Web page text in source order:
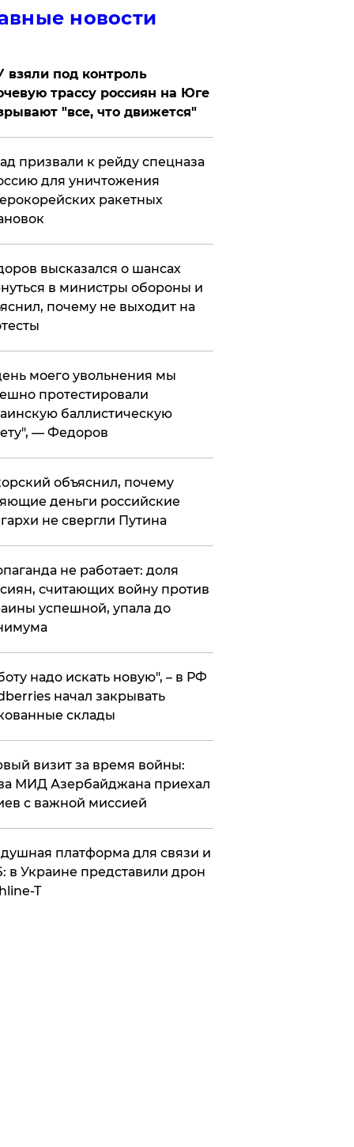
новости
взяли под контроль
трассу россиян на Юге
"все, что движется"
призвали к рейду спецназа
для уничтожения
ракетных
высказался о шансах
в министры обороны и
почему не выходит на
моего увольнения мы
протестировали
баллистическую
— Федоров
объяснил, почему
деньги российские
не свергли Путина
не работает: доля
считающих войну против
успешной, упала до
надо искать новую", – в РФ
начал закрывать
склады
визит за время войны:
МИД Азербайджана приехал
с важной миссией
платформа для связи и
в Украине представили дрон
T